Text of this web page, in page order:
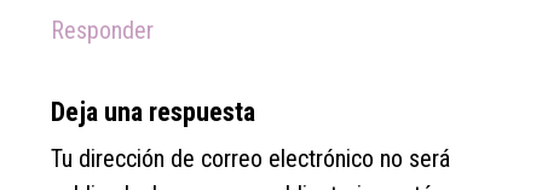
Responder
Deja una respuesta
Tu dirección de correo electrónico no será